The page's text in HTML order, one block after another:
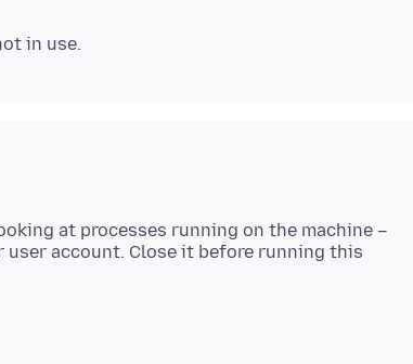
at processes running on the machine –
user account. Close it before running this